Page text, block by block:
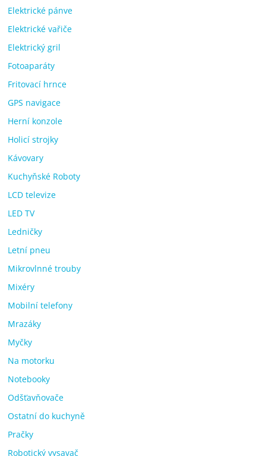
Elektrické pánve
Elektrické vařiče
Elektrický gril
Fotoaparáty
Fritovací hrnce
GPS navigace
Herní konzole
Holicí strojky
Kávovary
Kuchyňské Roboty
LCD televize
LED TV
Ledničky
Letní pneu
Mikrovlnné trouby
Mixéry
Mobilní telefony
Mrazáky
Myčky
Na motorku
Notebooky
Odšťavňovače
Ostatní do kuchyně
Pračky
Robotický vysavač